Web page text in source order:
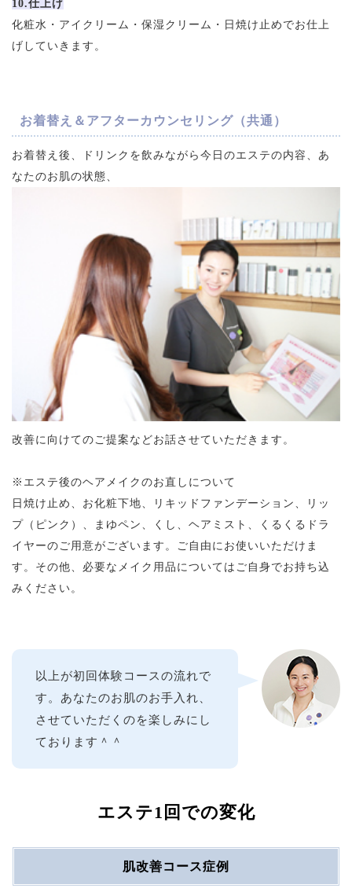
10.仕上げ
化粧水・アイクリーム・保湿クリーム・日焼け止めでお仕上
げしていきます。
お着替え＆アフターカウンセリング（共通）
お着替え後、ドリンクを飲みながら今日のエステの内容、あ
なたのお肌の状態、
改善に向けてのご提案などお話させていただきます。
※エステ後のヘアメイクのお直しについて
日焼け止め、お化粧下地、リキッドファンデーション、リッ
プ（ピンク）、まゆペン、くし、ヘアミスト、くるくるドラ
イヤーのご用意がございます。ご自由にお使いいただけま
す。その他、必要なメイク用品についてはご自身でお持ち込
みください。
以上が初回体験コースの流れで
す。あなたのお肌のお手入れ、
させていただくのを楽しみにし
ております＾＾
エステ1回での変化
肌改善コース症例